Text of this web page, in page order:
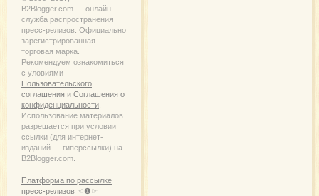
B2Blogger.com — онлайн-
служба распространения
пресс-релизов. Официально
зарегистрированная
торговая марка.
Рекомендуем ознакомиться
с уловиями
Пользовательского
соглашения и Соглашения о
конфиденциальности
Использование материалов
разрешается при условии
ссылки (для интернет-
изданий — гиперссылки) на
B2Blogger.com.
Платформа по рассылке
пресс-релизов ☜❶☞